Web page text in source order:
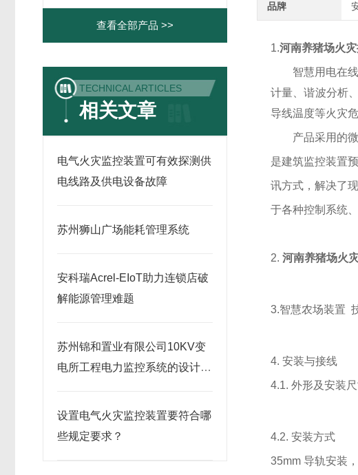
品牌
1.河南养猪场火
智慧用电在
计量、谐波分析
导线温度等火灾
产品采用的
是建筑监控装置
讯方式，解决了
于各种控制系统
2.河南养猪场火
3.智慧农场装置
4. 安装与接线
4.1. 外形及安装尺
4.2. 安装方式
35mm 导轨安装
查看全部产品 >>
TECHNICAL ARTICLES
相关文章
电气火灾监控装置可有效探测供
电线路及供电设备故障
苏州狮山广场能耗管理系统
安科瑞Acrel-EIoT助力连锁店破
解能源管理难题
苏州锦和置业有限公司10KV变
电所工程电力监控系统的设计与
设置电气火灾监控装置要符合哪
些规定要求？